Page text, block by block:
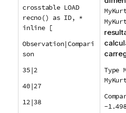
crosstable LOAD
recno() as ID, *
inline [
Observation|Compari
son
35|2
40|27
12|38
Type
-